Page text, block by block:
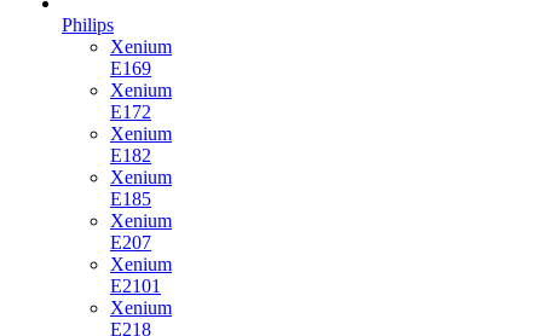
Philips
Xenium
E169
Xenium
E172
Xenium
E182
Xenium
E185
Xenium
E207
Xenium
E2101
Xenium
E218